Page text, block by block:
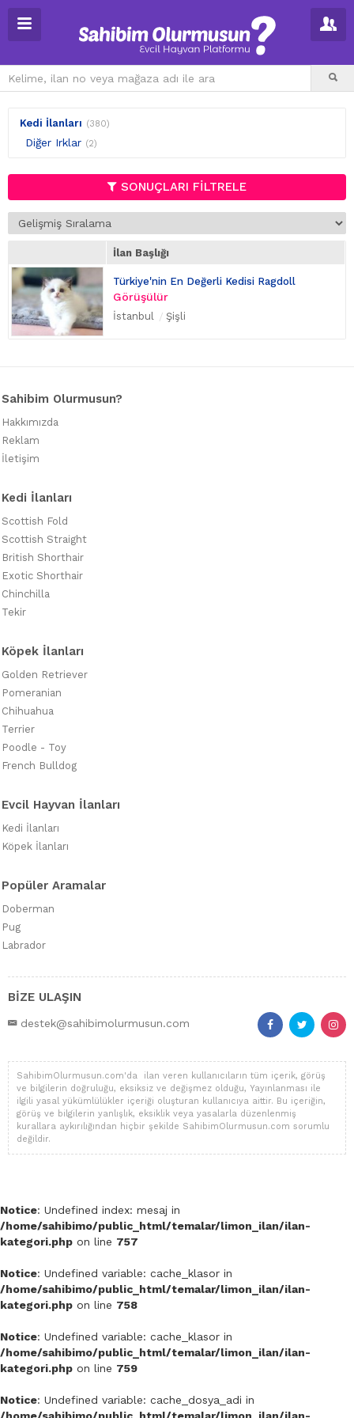
Kedi İlanları (380)
Diğer Irklar (2)
SONUÇLARI FİLTRELE
İlan Başlığı
Türkiye'nin En Değerli Kedisi Ragdoll
Görüşülür
İstanbul Şişli
Sahibim Olurmusun?
Hakkımızda
Reklam
İletişim
Kedi İlanları
Scottish Fold
Scottish Straight
British Shorthair
Exotic Shorthair
Chinchilla
Tekir
Köpek İlanları
Golden Retriever
Pomeranian
Chihuahua
Terrier
Poodle - Toy
French Bulldog
Evcil Hayvan İlanları
Kedi İlanları
Köpek İlanları
Popüler Aramalar
Doberman
Pug
Labrador
BİZE ULAŞIN
destek@sahibimolurmusun.com
SahibimOlurmusun.com'da ilan veren kullanıcıların tüm içerik, görüş
ve bilgilerin doğruluğu, eksiksiz ve değişmez olduğu, Yayınlanması ile
ilgili yasal yükümlülükler içeriği oluşturan kullanıcıya aittir. Bu içeriğin,
görüş ve bilgilerin yanlışlık, eksiklik veya yasalarla düzenlenmiş
kurallara aykırılığından hiçbir şekilde SahibimOlurmusun.com sorumlu
değildir.
Notice: Undefined index: mesaj in
/home/sahibimo/public_html/temalar/limon_ilan/ilan-
kategori.php on line 757
Notice: Undefined variable: cache_klasor in
/home/sahibimo/public_html/temalar/limon_ilan/ilan-
kategori.php on line 758
Notice: Undefined variable: cache_klasor in
/home/sahibimo/public_html/temalar/limon_ilan/ilan-
kategori.php on line 759
Notice: Undefined variable: cache_dosya_adi in